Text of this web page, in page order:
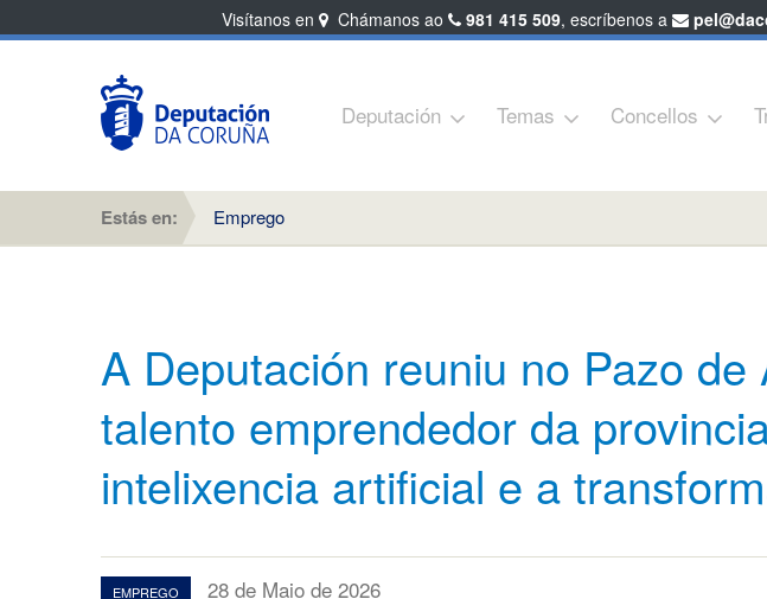
Deputación Temas Concellos
Estás en: Emprego
A Deputación reuniu no Pazo de
talento emprendedor da
intelixencia artificial e a
EMPREGO 28 de Maio de 2026
Visítanos en Chámanos ao 981 415 509, escríbenos a